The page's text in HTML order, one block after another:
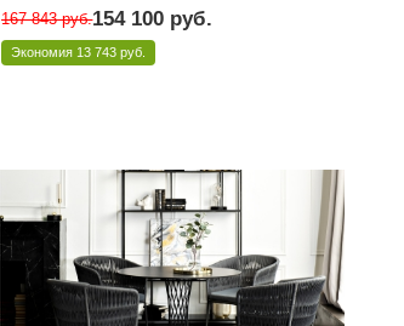
Под заказ 10 дней Арт.: D90-HPL-Rope
167 843руб.154 100 руб.
Экономия 13 743 руб.